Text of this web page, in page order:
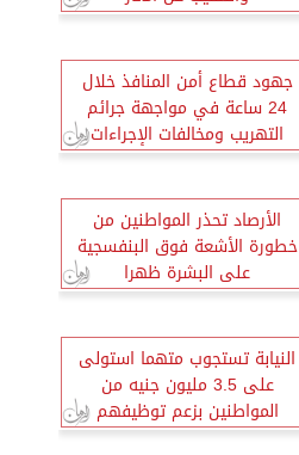
جهود قطاع أمن المنافذ خلال
24 ساعة في مواجهة جرائم
التهريب ومخالفات الإجراءات
الجمركية
الأرصاد تحذر المواطنين من
خطورة الأشعة فوق البنفسجية
على البشرة ظهرا
النيابة تستجوب متهما استولى
على 3.5 مليون جنيه من
المواطنين بزعم توظيفهم